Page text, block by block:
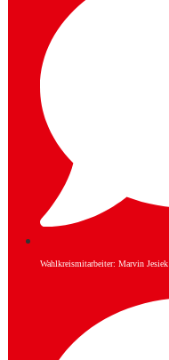
Wahlkreismitarbeiter: Marvin Jesiek